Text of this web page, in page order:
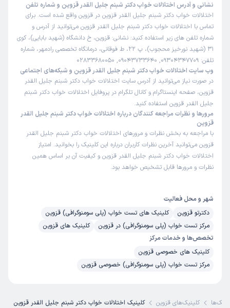
نشانی و آدرس اختلالات خواب دکتر شبنم جلیل القدر قزوین و شماره تلفن
اختلالات خواب دکتر شبنم جلیل القدر قزوین در قزوین واقع شده است. برای
تماس با اختلالات خواب دکتر شبنم جلیل القدر قزوین می‌توانید از آدرس و
شماره تلفن های زیر استفاده کنید: نشانی: قزوین، خ دانشگاه (شهید بابایی)، کوی
31 (شهید نورخیز محجوب)، پ 22، ط فوقانی، درمانگاه تخصصی رادمهر، شماره
تلفن: 09304347709, 09043733640, 02833680050
وب سایت اختلالات خواب دکتر شبنم جلیل القدر قزوین و شبکه‌های اجتماعی
در صورت نیاز می‌توانید از آدرس سایت اختلالات خواب دکتر شبنم جلیل القدر
قزوین، صفحه اینستاگرام و کانال تلگرام در پروفایل اختلالات خواب دکتر شبنم
جلیل القدر قزوین استفاده کنید.
مرورها و نظرات مراجعه کنندگان درباره اختلالات خواب دکتر شبنم جلیل القدر
قزوین
با مراجعه به بخش نظرات و مرورهای اختلالات خواب دکتر شبنم جلیل القدر
قزوین می‌توانید آخرین نظرات کاربران درباره این کلینیک را بخوانید. امتیاز
اختلالات خواب دکتر شبنم جلیل القدر قزوین و کیفیت آن بر اساس همین
نظرات و مرورها قابل تشخیص خواهد بود.
شهر و محل فعالیت
دکترتو قزوین
کلینیک های تست خواب (پلی سومنوگرافی) قزوین
مرکز تست خواب (پلی سومنوگرافی) در قزوین
کلینیک های قزوین
تخصص‌ها و خدمات مرکز
کلینیک های خصوصی قزوین
مرکز تست خواب (پلی سومنوگرافی) خصوصی قزوین
کلینیک‌های قزوین کلینیک اختلالات خواب دکتر شبنم جلیل القدر قزوین